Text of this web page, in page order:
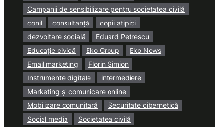
Campanii de sensibilizare pentru societatea civilă
conil
consultanță
copii atipici
dezvoltare socială
Eduard Petrescu
Educație civică
Eko Group
Eko News
Email marketing
Florin Simion
Instrumente digitale
intermediere
Marketing și comunicare online
Mobilizare comunitară
Securitate cibernetică
Social media
Societatea civilă